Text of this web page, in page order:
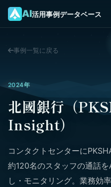
AI活用事例データベース
事例一覧に戻る
2024年
北國銀行（
Insight）
コンタクトセンターに
約120名のスタッフの通話
し・モニタリング。業務効